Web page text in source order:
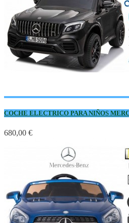
COCHE ELECTRICO PARA NIÑOS
680,00 €